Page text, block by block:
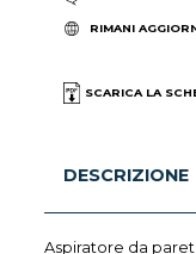
RIMANI
SCARICA LA
DESCRIZIONE
Aspiratore da